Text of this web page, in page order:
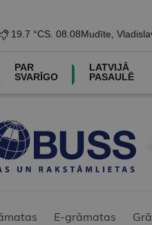
19.7 °CS. 08.08Mudīte,
PAR
SVARĪGO
LATVIJĀ
PASAULĒ
E-grāmatas